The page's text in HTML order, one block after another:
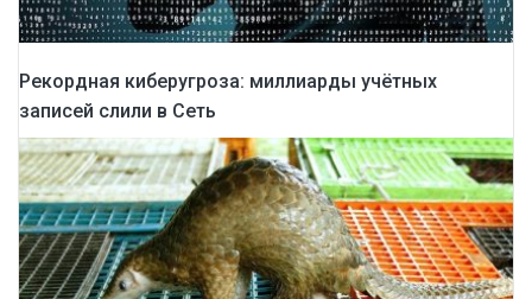
Рекордная киберугроза: миллиарды учётных
записей слили в Сеть